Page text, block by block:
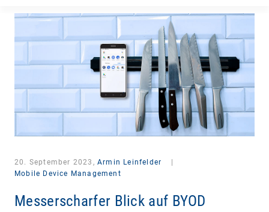
20. September 2023, Armin Leinfelder
Mobile Device Management
Messerscharfer Blick auf BYOD